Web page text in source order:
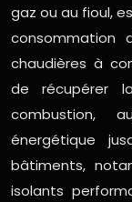
gaz ou au fioul,
consommation
chaudières à
de récupérer
combustion,
énergétique
bâtiments,
isolants